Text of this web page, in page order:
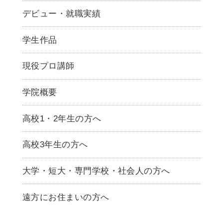
デビュー・就職実績
学生作品
現役プロ講師
学院概要
高校1・2年生の方へ
高校3年生の方へ
大学・短大・専門学校・社会人の方へ
遠方にお住まいの方へ